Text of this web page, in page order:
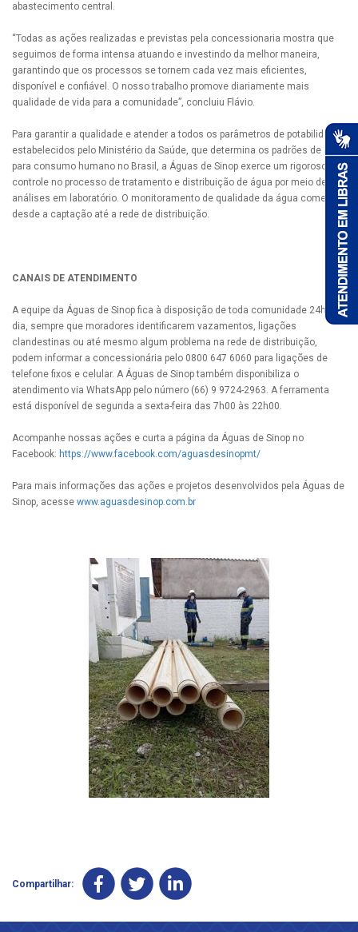
abastecimento central.
“Todas as ações realizadas e previstas pela concessionaria mostra que
seguimos de forma intensa atuando e investindo da melhor maneira,
garantindo que os processos se tornem cada vez mais eficientes,
disponível e confiável. O nosso trabalho promove diariamente mais
qualidade de vida para a comunidade”, concluiu Flávio.
Para garantir a qualidade e atender a todos os parâmetros de potabilidade
estabelecidos pelo Ministério da Saúde, que determina os padrões de água
para consumo humano no Brasil, a Águas de Sinop exerce um rigoroso
controle no processo de tratamento e distribuição de água por meio de
análises em laboratório. O monitoramento de qualidade da água começa
desde a captação até a rede de distribuição.
CANAIS DE ATENDIMENTO
A equipe da Águas de Sinop fica à disposição de toda comunidade 24h por
dia, sempre que moradores identificarem vazamentos, ligações
clandestinas ou até mesmo algum problema na rede de distribuição,
podem informar a concessionária pelo 0800 647 6060 para ligações de
telefone fixos e celular. A Águas de Sinop também disponibiliza o
atendimento via WhatsApp pelo número (66) 9 9724-2963. A ferramenta
está disponível de segunda a sexta-feira das 7h00 às 22h00.
Acompanhe nossas ações e curta a página da Águas de Sinop no
Facebook: https://www.facebook.com/aguasdesinopmt/
Para mais informações das ações e projetos desenvolvidos pela Águas de
Sinop, acesse www.aguasdesinop.com.br
Compartilhar: